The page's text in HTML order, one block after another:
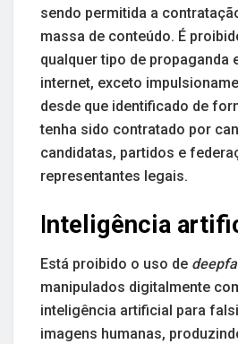
sendo permitida a
massa de conteúdo. É
qualquer tipo de propaganda
internet, exceto
desde que identificado de
tenha sido contratado por
candidatas, partidos e
representantes legais.
Inteligência
Está proibido o uso de
manipulados digitalmente
inteligência artificial para
imagens humanas,